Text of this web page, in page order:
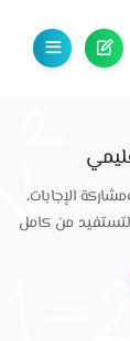
الإجابات،
من كامل